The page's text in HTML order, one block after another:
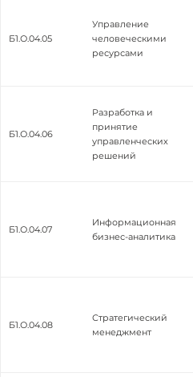
Б1.О.04.05
Управление
человеческими
ресурсами
Б1.О.04.06
Разработка и
принятие
управленческих
решений
Б1.О.04.07
Информационная
бизнес-аналитика
Б1.О.04.08
Стратегический
менеджмент